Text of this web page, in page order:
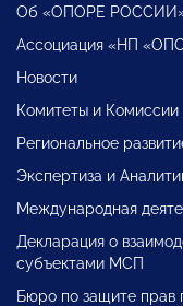
Об «ОПОРЕ
Ассоциация «НП
Новости
Комитеты и Комиссии
Региональное
Экспертиза и
Международная
Декларация о
субъектами МСП
Бюро по защите прав